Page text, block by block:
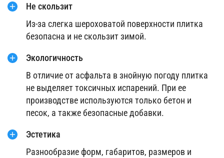
Не скользит
Из-за слегка шероховатой поверхности плитка
безопасна и не скользит зимой.
Экологичность
В отличие от асфальта в знойную погоду плитка
не выделяет токсичных испарений. При ее
производстве используются только бетон и
песок, а также безопасные добавки.
Эстетика
Разнообразие форм, габаритов, размеров и